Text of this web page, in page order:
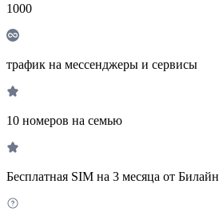
1000
трафик на мессенджеры и сервисы
10 номеров на семью
Бесплатная SIM на 3 месяца от Билайн